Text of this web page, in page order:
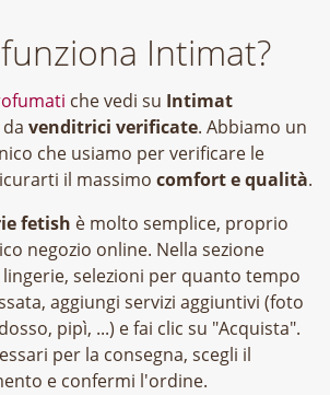
Intimat?
che vedi su Intimat
venditrici verificate. Abbiamo un
che usiamo per verificare le
il massimo comfort e qualità.
fetish è molto semplice, proprio
negozio online. Nella sezione
lingerie, selezioni per quanto tempo
aggiungi servizi aggiuntivi (foto
pipì, ...) e fai clic su "Acquista".
per la consegna, scegli il
e confermi l'ordine.